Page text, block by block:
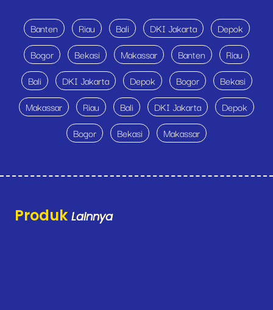
Banten Riau Bali DKI Jakarta
Depok
Bogor
Bekasi Makassar Banten
Riau
Bali
DKI Jakarta Depok Bogor
Bekasi
Makassar
Riau Bali DKI Jakarta
Depok
Bogor
Bekasi Makassar
Produk Lainnya